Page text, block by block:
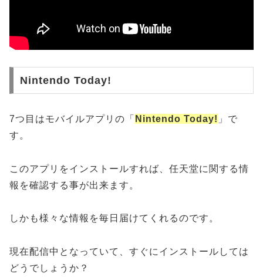
Nintendo Today!
7つ目はモバイルアプリの「 Nintendo Today! 」で
す。
このアプリをインストールすれば、任天堂に関する情
報を確認する事が出来ます。
しかも様々な情報を毎日届けてくれるのです。
現在配信中となっていて、すぐにインストールしては
どうでしょうか？